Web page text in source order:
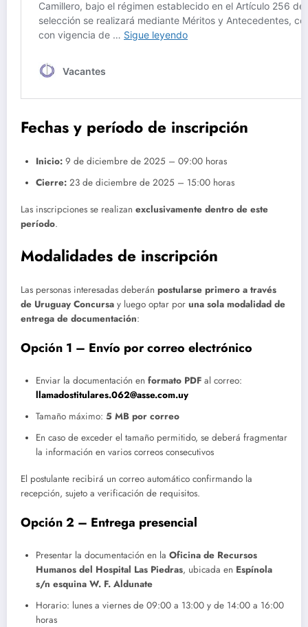
Fechas y período de inscripción
Inicio: 9 de diciembre de 2025 – 09:00 horas
Cierre: 23 de diciembre de 2025 – 15:00 horas
Las inscripciones se realizan exclusivamente dentro de este
período.
Modalidades de inscripción
Las personas interesadas deberán postularse primero a través
de Uruguay Concursa y luego optar por una sola modalidad de
entrega de documentación:
Opción 1 – Envío por correo electrónico
Enviar la documentación en formato PDF al correo:
llamadostitulares.062@asse.com.uy
Tamaño máximo: 5 MB por correo
En caso de exceder el tamaño permitido, se deberá fragmentar
la información en varios correos consecutivos
El postulante recibirá un correo automático confirmando la
recepción, sujeto a verificación de requisitos.
Opción 2 – Entrega presencial
Presentar la documentación en la Oficina de Recursos
Humanos del Hospital Las Piedras, ubicada en Espínola
s/n esquina W. F. Aldunate
Horario: lunes a viernes de 09:00 a 13:00 y de 14:00 a 16:00
horas